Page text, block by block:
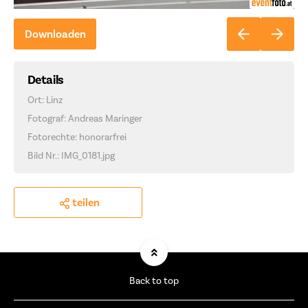
Downloaden
Details
Ort: Linz
Fotograf: Andreas Maringer
Fotorechte: honorarfrei
Bild Nr.: IMG_0181.jpg
teilen
Back to top